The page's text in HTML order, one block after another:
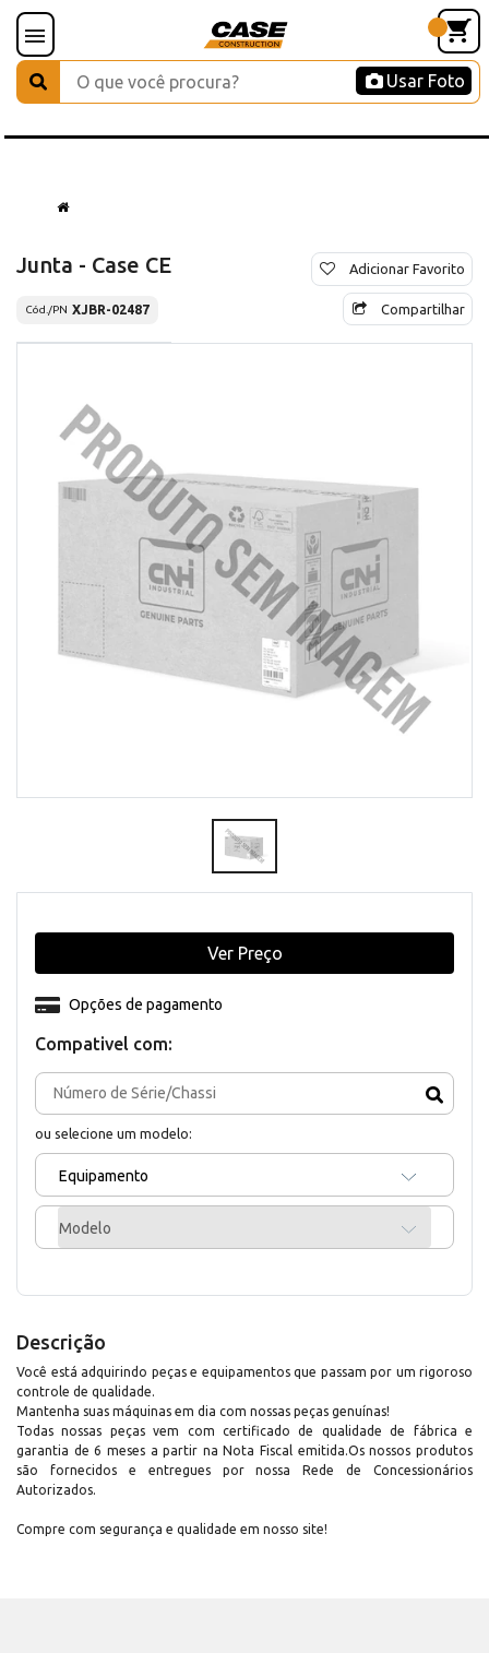
Usar Foto
Junta - Case CE
Cód./PN XJBR-02487
Adicionar Favorito
Compartilhar
Compativel com:
ou selecione um modelo:
Equipamento
Modelo
Opções de pagamento
Ver Preço
Descrição
Você está adquirindo peças e equipamentos que passam por um rigoroso
controle de qualidade.
Mantenha suas máquinas em dia com nossas peças genuínas!
Todas nossas peças vem com certificado de qualidade de fábrica e
garantia de 6 meses a partir na Nota Fiscal emitida.Os nossos produtos
são fornecidos e entregues por nossa Rede de Concessionários
Autorizados.
Compre com segurança e qualidade em nosso site!